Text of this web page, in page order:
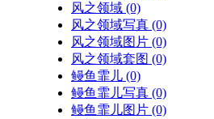
风之领域 (0)
风之领域写真 (0)
风之领域图片 (0)
风之领域套图 (0)
鳗鱼霏儿 (0)
鳗鱼霏儿写真 (0)
鳗鱼霏儿图片 (0)